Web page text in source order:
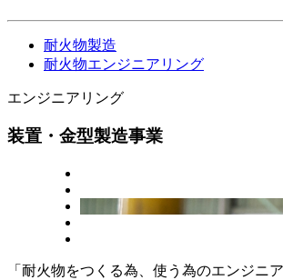
耐火物製造
耐火物エンジニアリング
エンジニアリング
装置・金型製造事業
「耐火物をつくる為、 使う 為のエンジニア